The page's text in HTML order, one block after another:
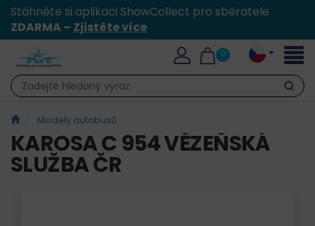
Stáhněte si aplikaci ShowCollect pro sběratele
ZDARMA – Zjistěte více
0
Hledat
Modely autobusů
KAROSA C 954 VĚZEŇSKÁ
SLUŽBA ČR